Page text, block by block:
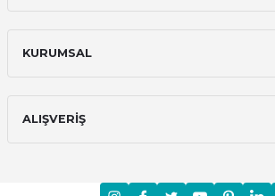
KURUMSAL
ALIŞVERİŞ